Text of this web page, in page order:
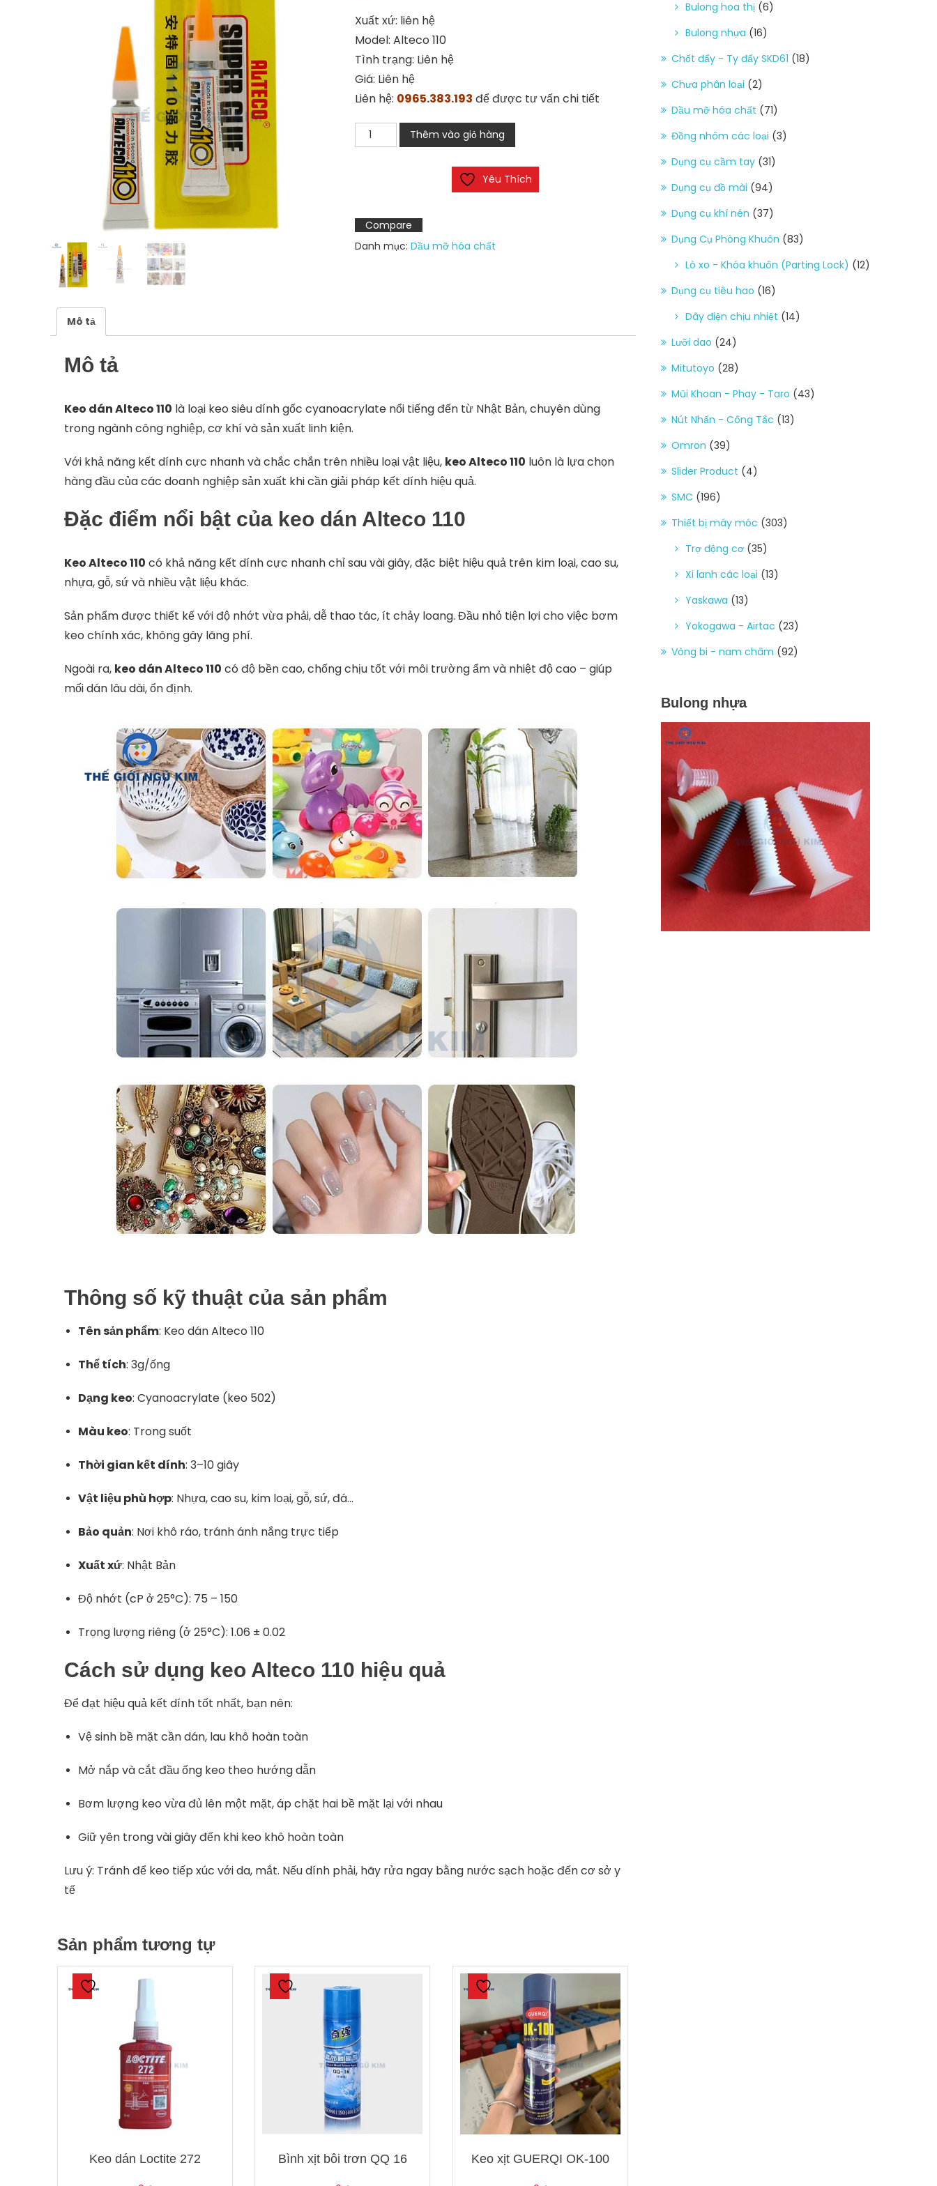
Xuất xứ: liên hệ
Model: Alteco 110
Tình trạng: Liên hệ
Giá: Liên hệ
Liên hệ: 0965.383.193 để được tư vấn chi tiết
Keo
dán
lượng
Thêm vào giỏ hàng
Yêu Thích
Compare
Danh mục: Dầu mỡ hóa chất
Mô tả
Mô tả
Keo dánAlteco110 là loại keo siêudínhgốc cyanoacrylate nổi tiếngđến từ Nhật Bản,chuyêndùng
trong ngànhcông nghiệp,cơ khívàsảnxuất linh kiện.
Với khả năng kết dínhcực nhanhvàchắc chắn trên nhiều loạivật liệu, keoAlteco110 luôn là lựachọn
hàngđầucủacác doanh nghiệp sảnxuất khicầngiải pháp kết dính hiệuquả.
Đặc điểm nổi bật của keo dán Alteco 110
KeoAlteco110 có khả năng kết dínhcực nhanhchỉsauvàigiây,đặc biệt hiệuquả trên kim loại,cao su,
nhựa,gỗ,sứvà nhiềuvật liệu khác.
Sản phẩmđược thiết kếvớiđộ nhớt vừa phải,dễ thao tác,ít chảy loang. Đầu nhỏ tiện lợicho việc bơm
keo chínhxác, khônggây lãng phí.
Ngoài ra, keo dánAlteco110 có độ bềncao,chốngchịu tốt với môi trườngẩmvà nhiệt độcao – giúp
mốidán lâudài,ổnđịnh.
Thông số kỹ thuật của sản phẩm
Tênsản phẩm: Keo dánAlteco 110
Thểtích: 3g/ống
Dạng keo: Cyanoacrylate (keo 502)
Màu keo: Trongsuốt
Thời gian kết dính: 3–10giây
Vật liệu phù hợp: Nhựa,cao su, kim loại,gỗ,sứ,đá…
Bảo quản: Nơi khô ráo, tránhánh nắng trực tiếp
Xuấtxứ: Nhật Bản
Độ nhớt (cP ở 25°C): 75 – 150
Trọng lượng riêng (ở 25°C): 1.06 ± 0.02
Cách sử dụng keo Alteco 110 hiệu quả
Đểđạt hiệuquả kết dính tốt nhất, bạn nên:
Vệsinh bề mặt cầndán, lau khô hoàn toàn
Mở nắp vàcắt đầuống keo theo hướngdẫn
Bơm lượng keo vừađủ lên một mặt,áp chặt hai bề mặt lạivới nhau
Giữyên trongvàigiâyđến khi keo khô hoàn toàn
Lưuý: Tránhđể keo tiếp xúc vớida, mắt. Nếudính phải, hãy rửa ngay bằng nước sạch hoặc đếncơ sở y
tế
Sản phẩm tương tự
Keo dán Loctite 272 Bình xịt bôi trơn QQ 16 Keo xịt GUERQI OK-100
Bulong hoa thị (6)
Bulong nhựa (16)
Chốt đẩy - Ty đẩy SKD61 (18)
Chưa phân loại (2)
Dầu mỡ hóa chất (71)
Đồng nhôm các loại (3)
Dụng cụ cầm tay (31)
Dụng cụ đồ mài (94)
Dụng cụ khí nén (37)
Dụng Cụ Phòng Khuôn (83)
Lò xo - Khóa khuôn (Parting Lock) (12)
Dụng cụ tiêu hao (16)
Dây điện chịu nhiệt (14)
Lưỡi dao (24)
Mitutoyo (28)
Mũi Khoan - Phay - Taro (43)
Nút Nhấn - Công Tắc (13)
Omron (39)
Slider Product (4)
SMC (196)
Thiết bị máy móc (303)
Trợ động cơ (35)
Xi lanh các loại (13)
Yaskawa (13)
Yokogawa - Airtac (23)
Vòng bi - nam châm (92)
Bulong nhựa